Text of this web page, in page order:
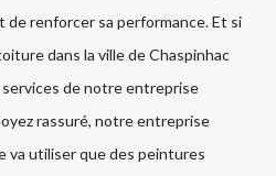
de renforcer sa performance. Et si
dans la ville de Chaspinhac
de notre entreprise
rassuré, notre entreprise
va utiliser que des peintures